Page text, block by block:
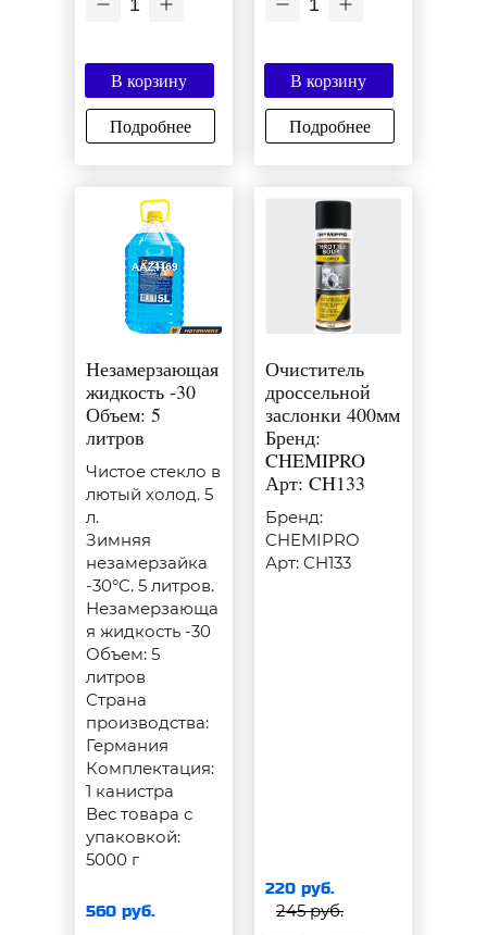
1
В корзину
Подробнее
1
В корзину
Подробнее
Незамерзающая
жидкость -30
Объем: 5
литров
Чистое стекло в
лютый холод. 5
л.
Зимняя
незамерзайка
-30°C. 5 литров.
Незамерзающа
я жидкость -30
Объем: 5
литров
Страна
производства:
Германия
Комплектация:
1 канистра
Вес товара с
упаковкой:
5000 г
560 руб.
Очиститель
дроссельной
заслонки 400мм
Бренд:
CHEMIPRO
Арт: CH133
Бренд:
CHEMIPRO
Арт: CH133
220 руб.
245 руб.